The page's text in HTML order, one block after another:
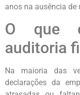
anos na ausência de
O que
auditoria
Na maioria das
declarações da